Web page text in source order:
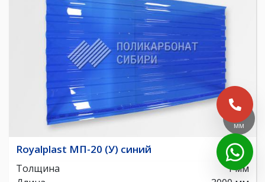
1
мм
Royalplast МП-20 (У) синий
Толщина
1 мм